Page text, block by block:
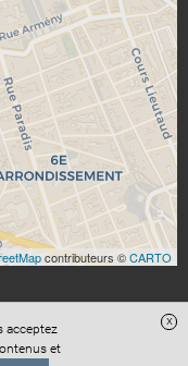
contributeurs ©CARTO
Générales de Vente
acceptez
et
x